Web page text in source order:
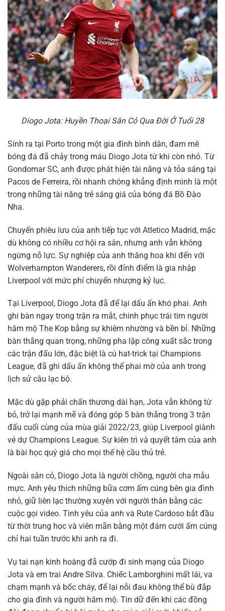
Diogo Jota: Huyền Thoại Sân Cỏ Qua Đời Ở Tuổi 28
Sinh ra tại Porto trong một gia đình bình dân, đam mê
bóng đá đã chảy trong máu Diogo Jota từ khi còn nhỏ. Từ
Gondomar SC, anh được phát hiện tài năng và tỏa sáng tại
Pacos de Ferreira, rồi nhanh chóng khẳng định mình là một
trong những tài năng trẻ sáng giá của bóng đá Bồ Đào
Nha.
Chuyến phiêu lưu của anh tiếp tục với Atletico Madrid, mặc
dù không có nhiều cơ hội ra sân, nhưng anh vẫn không
ngừng nỗ lực. Sự nghiệp của anh thăng hoa khi đến với
Wolverhampton Wanderers, rồi đỉnh điểm là gia nhập
Liverpool với mức phí chuyển nhượng kỷ lục.
Tại Liverpool, Diogo Jota đã để lại dấu ấn khó phai. Anh
ghi bàn ngay trong trận ra mắt, chinh phục trái tim người
hâm mộ The Kop bằng sự khiêm nhường và bền bỉ. Những
bàn thắng quan trọng, những pha lập công xuất sắc trong
các trận đấu lớn, đặc biệt là cú hat-trick tại Champions
League, đã ghi dấu ấn không thể phai mờ của anh trong
lịch sử câu lạc bộ.
Mặc dù gặp phải chấn thương dài hạn, Jota vẫn không từ
bỏ, trở lại mạnh mẽ và đóng góp 5 bàn thắng trong 3 trận
đấu cuối cùng của mùa giải 2022/23, giúp Liverpool giành
vé dự Champions League. Sự kiên trì và quyết tâm của anh
là bài học quý giá cho mọi thế hệ cầu thủ trẻ.
Ngoài sân cỏ, Diogo Jota là người chồng, người cha mẫu
mực. Anh yêu thích những bữa cơm ấm cúng bên gia đình
nhỏ, giữ liên lạc thường xuyên với người thân bằng các
cuộc gọi video. Tình yêu của anh và Rute Cardoso bắt đầu
từ thời trung học và viên mãn bằng một đám cưới ấm cúng
chỉ hai tuần trước khi anh ra đi.
Vụ tai nạn kinh hoàng đã cướp đi sinh mạng của Diogo
Jota và em trai Andre Silva. Chiếc Lamborghini mất lái, va
chạm mạnh và bốc cháy, để lại nỗi đau không thể bù đắp
cho gia đình và người hâm mộ. Tin dữ đến khi các đồng